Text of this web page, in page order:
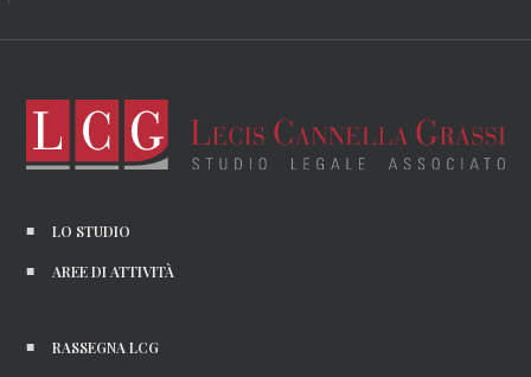
LO STUDIO
AREE DI ATTIVITÀ
RASSEGNA LCG